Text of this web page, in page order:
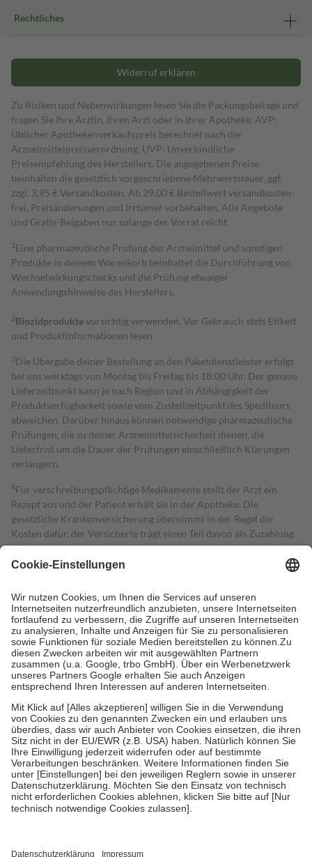
Rechtliches
Widerruf erklären
Zu Risiken und Nebenwirkungen lesen Sie die Packungsbeilage und
fragen Sie Ihre Ärztin, Ihren Arzt oder in Ihrer Apotheke. AVP:
Üblicher Apothekenverkaufspreis berechnet nach der
Arzneimittelpreisverordnung. UVP: Unverbindliche
Preisempfehlung des Herstellers. Die angegebenen Preise
beinhalten die gesetzlich vorgeschriebene Mehrwertsteuer, ggf.
zzgl. 3,95 € Versandkosten. Ab 29,00 € Bestell­wert versand­kosten­
frei. Preisänderungen und Irrtümer vorbehalten. Alle Angebote
und Gratis-Beigaben nur solange der Vorrat reicht.
1 Eine pharmazeutische Prüfung der Arzneimittel und sonstigen
Produkte in deinem Warenkorb beinhaltet die Durchführung von
Wechselwirkungschecks und die Prüfung etwaiger
Anwendungshinweise des Herstellers.
2Biozidproduktevorsichtig verwenden. Vor Gebrauch stets Etikett
und Produktinformationen lesen.
3Die Übergabe deiner Bestellung an den Paketdienstleister erfolgt
bei uns werktags von Montag bis Freitag bis 18:00 Uhr. Der genaue
Lieferzeitpunkt kann je nach Region und in Abhängigkeit der
Produktverfügbarkeit sowie vom Zustellzeitpunkt des Spediteurs
abweichen. Darüber hinaus können notwendige pharmazeutische
Prüfungen, die zu deiner Arzneimittelsicherheit dienen, die
Lieferfrist um die Dauer der Prüfungen einschließlich Klärungen
verlängern.
4Für verschreibungspflichtige Medikamente stellt der Arzt ein
Rezept aus und der Patient erhält sie in der Apotheke. Die
gesetzliche Krankenversicherung übernimmt in der Regel die
Kosten dafür, der Versicherte trägt einen Teil davon als Zuzahlung
mit.
Grundsätzlich leisten Mitglieder Zuzahlungen in Höhe von zehn
höchstens zehn Euro.
Es sind jedoch nie mehr als die tatsächlichen
Kosten der Leistung zu entrichten.
Diese Regeln gelten grundsätzlich auch für Online-Apotheken.
Bei Heilmitteln und häuslicher Krankenpflege beträgt die
Zuzahlung zehn Prozent der Kosten sowie zehn Euro je
Verordnung.
Um das Engagement der Versicherten für ihre eigene Gesundheit zu
stärken und die besondere Stellung der Familie zu unterstützen,
fallenkeine Zuzahlungenan bei:
• Kindern und Jugendlichen bis zum vollendeten 18. Lebensjahr
mit Ausnahme der Fahrkosten
• Untersuchungen zur Vorsorge und Früherkennung, die von der
GKV getragen werden
• empfohlenen Schutzimpfungen
• Harn- und Blutteststreifen
getroffen, um sicherzustellen, dass es sich um echte Bewertungen